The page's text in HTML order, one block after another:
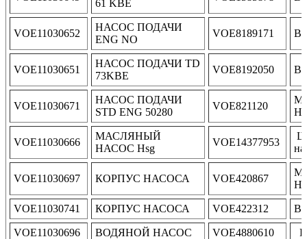
61 KBE
VOE11030652
НАСОС ПОДАЧИ
ENG NO
VOE8189171
VOE11030651
НАСОС ПОДАЧИ TD
73KBE
VOE8192050
VOE11030671
НАСОС ПОДАЧИ
STD ENG 50280
VOE821120
VOE11030666
МАСЛЯНЫЙ
НАСОС Hsg
VOE14377953
VOE11030697 КОРПУС НАСОСА VOE420867
VOE11030741 КОРПУС НАСОСА VOE422312
VOE11030696 ВОДЯНОЙ НАСОС VOE4880610